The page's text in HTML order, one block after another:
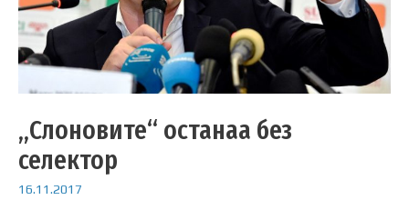
„Слоновите“ останаа без
селектор
16.11.2017